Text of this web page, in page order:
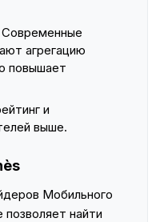
Современные
агрегацию
повышает
и
выше.
Мобильного
найти